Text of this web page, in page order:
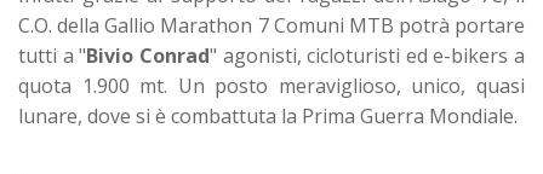
C.O. della Gallio Marathon 7 Comuni MTB potrà portare
tutti a "Bivio Conrad" agonisti, cicloturisti ed e-bikers a
quota 1.900 mt. Un posto meraviglioso, unico, quasi
lunare, dove si è combattuta la Prima Guerra Mondiale.